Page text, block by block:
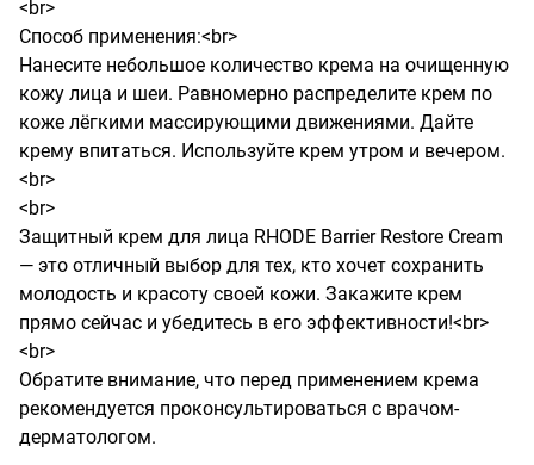
<br>
Способ применения:<br>
Нанесите небольшое количество крема на очищенную
кожу лица и шеи. Равномерно распределите крем по
коже лёгкими массирующими движениями. Дайте
крему впитаться. Используйте крем утром и вечером.
<br>
<br>
Защитный крем для лица RHODE Barrier Restore Cream
— это отличный выбор для тех, кто хочет сохранить
молодость и красоту своей кожи. Закажите крем
прямо сейчас и убедитесь в его эффективности!<br>
<br>
Обратите внимание, что перед применением крема
рекомендуется проконсультироваться с врачом-
дерматологом.